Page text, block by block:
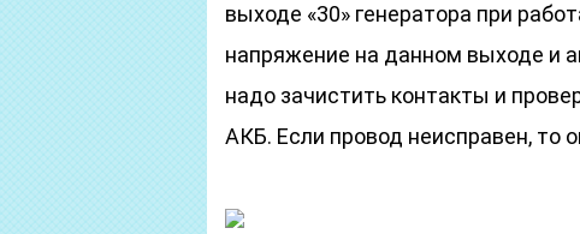
выходе «30» генератора при
напряжение на данном выходе и
надо зачистить контакты и
АКБ. Если провод неисправен, то